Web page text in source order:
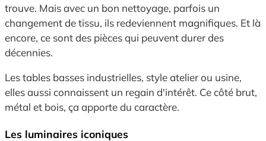
trouve. Mais avec un bon nettoyage, parfois un
changement de tissu, ils redeviennent magnifiques. Et là
encore, ce sont des pièces qui peuvent durer des
décennies.
Les tables basses industrielles, style atelier ou usine,
elles aussi connaissent un regain d'intérêt. Ce côté brut,
métal et bois, ça apporte du caractère.
Les luminaires iconiques